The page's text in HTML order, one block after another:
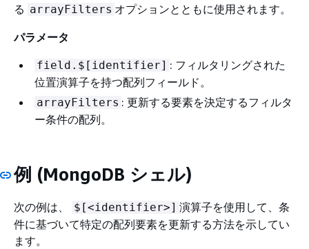
る arrayFilters オプションとともに使用されます。
パラメータ
field.$[identifier] : フィルタリングされた
位置演算子を持つ配列フィールド。
arrayFilters : 更新する要素を決定するフィルタ
ー条件の配列。
例 (MongoDB シェル)
次の例は、 $[<identifier>] 演算子を使用して、条
件に基づいて特定の配列要素を更新する方法を示してい
ます。